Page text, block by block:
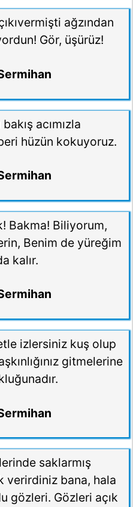
ağzından
Gör, üşürüz!
bakış acımızla
hüzün kokuyoruz.
Bakma! Biliyorum,
Benim de yüreğim
kalır.
izlersiniz kuş olup
gitmelerine
saklarmış
verirdiniz bana, hala
gözleri. Gözleri açık